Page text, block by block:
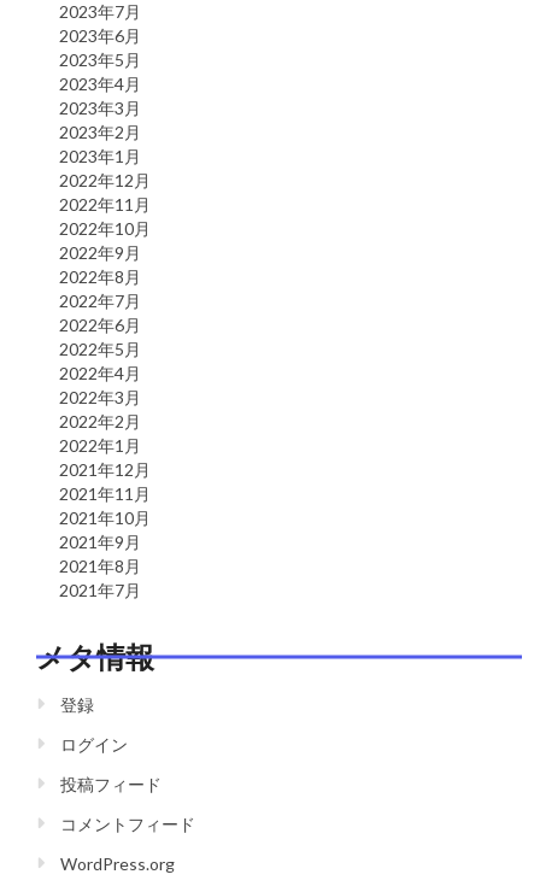
2023年7月
2023年6月
2023年5月
2023年4月
2023年3月
2023年2月
2023年1月
2022年12月
2022年11月
2022年10月
2022年9月
2022年8月
2022年7月
2022年6月
2022年5月
2022年4月
2022年3月
2022年2月
2022年1月
2021年12月
2021年11月
2021年10月
2021年9月
2021年8月
2021年7月
メタ情報
登録
ログイン
投稿フィード
コメントフィード
WordPress.org